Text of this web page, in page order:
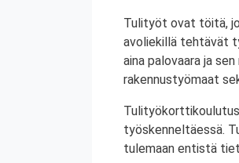
Tulityöt ovat töitä,
avoliekillä tehtävät
aina palovaara ja
rakennustyömaat
työskenneltäessä.
tulemaan entistä